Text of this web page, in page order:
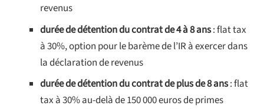
revenus
durée de détention du contrat de 4 à 8 ans: flat tax
à 30%, option pour le barème de l’IR à exercer dans
la déclaration de revenus
durée de détention du contrat de plus de 8 ans: flat
tax à 30% au-delà de 150 000 euros de primes